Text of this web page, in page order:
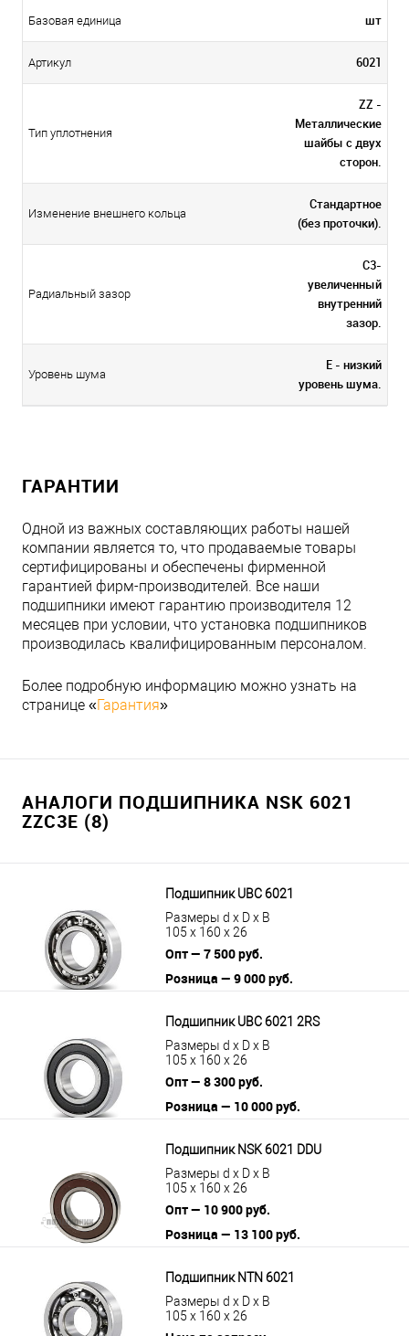
Базовая единица шт
Артикул 6021
Тип уплотнения
ZZ -
Металлические
шайбы с двух
сторон.
Изменение внешнего кольца
Стандартное
(без проточки).
Радиальный зазор
C3-
увеличенный
внутренний
зазор.
Уровень шума
E - низкий
уровень шума.
ГАРАНТИИ
Одной из важных составляющих работы нашей
компании является то, что продаваемые товары
сертифицированы и обеспечены фирменной
гарантией фирм-производителей. Все наши
подшипники имеют гарантию производителя 12
месяцев при условии, что установка подшипников
производилась квалифицированным персоналом.
Более подробную информацию можно узнать на
странице «Гарантия»
АНАЛОГИ ПОДШИПНИКА NSK 6021
ZZC3E (8)
Подшипник UBC 6021
Размеры d x D x B
105 x 160 x 26
Опт — 7 500 руб.
Розница — 9 000 руб.
Подшипник UBC 6021 2RS
Размеры d x D x B
105 x 160 x 26
Опт — 8 300 руб.
Розница — 10 000 руб.
Подшипник NSK 6021 DDU
Размеры d x D x B
105 x 160 x 26
Опт — 10 900 руб.
Розница — 13 100 руб.
Подшипник NTN 6021
Размеры d x D x B
105 x 160 x 26